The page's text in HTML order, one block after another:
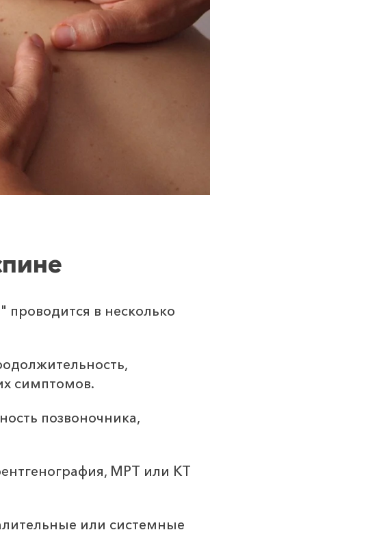
в несколько
симптомов.
позвоночника,
МРТ или КТ
или системные